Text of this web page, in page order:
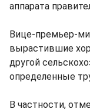
аппарата
Вице-премьер-
вырастившие
другой
определенные
В частности,